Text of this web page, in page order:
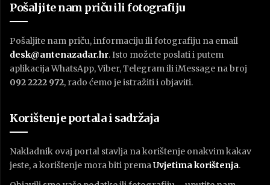
Pošaljite nam priču ili fotografiju
Pošaljite nam priču, informaciju ili fotografiju na email
desk@antenazadar.hr. Isto možete poslati i putem
aplikacija WhatsApp, Viber, Telegram ili iMessage na broj
092 2222 972, rado ćemo je istražiti i objaviti.
Korištenje portala i sadržaja
Nakladnik ovaj portal stavlja na korištenje onakvim kakav
jeste, a korištenje mora biti premaUvjetima korištenja.